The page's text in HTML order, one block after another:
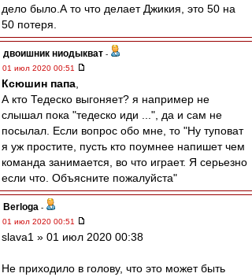
дело было.А то что делает Джикия, это 50 на
50 потеря.
двоишник ниодыкват -
01 июл 2020 00:51
Ксюшин папа
А кто Тедеско выгоняет? я например не
слышал пока "тедеско иди ...", да и сам не
посылал. Если вопрос обо мне, то "Ну туповат
я уж простите, пусть кто поумнее напишет чем
команда занимается, во что играет. Я серьезно
если что. Объясните пожалуйста"
Berloga -
01 июл 2020 00:51
slava1 » 01 июл 2020 00:38
Не приходило в голову, что это может быть